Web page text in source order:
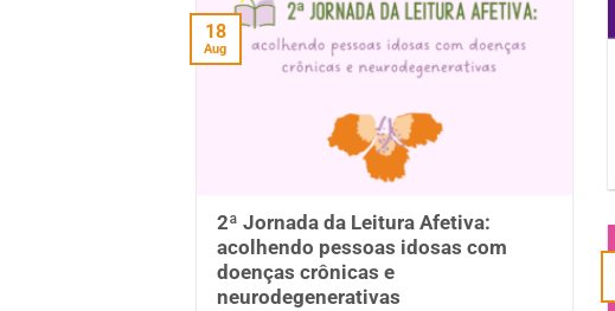
2ª Jornada da Leitura Afetiva:
acolhendo pessoas idosas com
doenças crônicas e
neurodegenerativas
18
Aug